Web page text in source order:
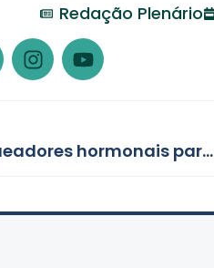
Redação Plenário
Justiça autoriza uso de bloqueadores hormonais para adolescente trans